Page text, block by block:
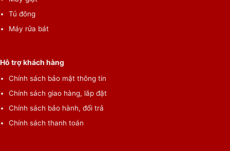
Tủ đông
Máy rửa bát
Hỗ trợ khách hàng
Chính sách bảo mật thông tin
Chính sách giao hàng, lắp đặt
Chính sách bảo hành, đổi trả
Chính sách thanh toán